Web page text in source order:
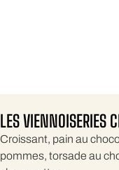
LES VIENNOISERIES
Croissant, pain au
pommes, torsade au